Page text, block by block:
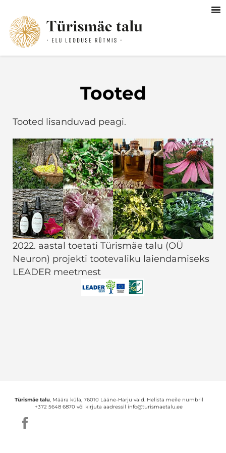
Tooted
Tooted lisanduvad peagi.
2022. aastal toetati Türismäe talu (OÜ
Neuron) projekti tootevaliku laiendamiseks
LEADER meetmest
Türismäe talu, Määra küla, 76010 Lääne-Harju vald. Helista meile numbril
+372 5648 6870 või kirjuta aadressil info@turismaetalu.ee